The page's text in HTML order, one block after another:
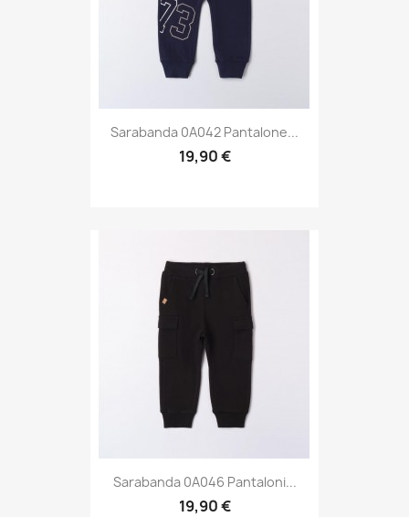
Sarabanda 0A042 Pantalone...
19,90 €
Sarabanda 0A046 Pantaloni...
19,90 €